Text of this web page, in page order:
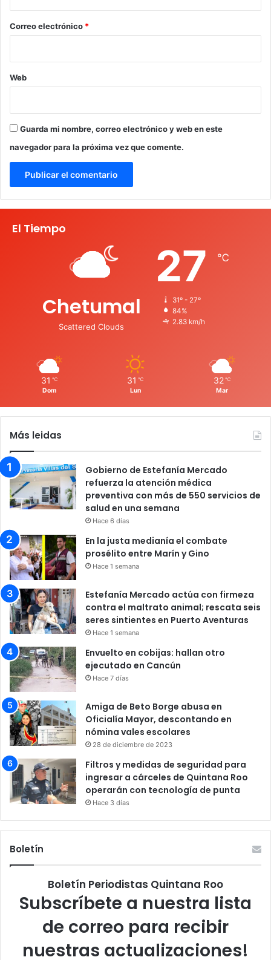
*
Correo electrónico *
Web
Guarda mi nombre, correo electrónico y web en este
navegador para la próxima vez que comente.
El Tiempo
Chetumal
Scattered Clouds
27 ℃
31º - 27º
84%
2.83 km/h
31 ℃
Dom
31 ℃
Lun
32 ℃
Mar
Más leidas
Gobierno de Estefanía Mercado
refuerza la atención médica
preventiva con más de 550 servicios de
salud en una semana
Hace 6 días
En la justa medianía el combate
prosélito entre Marín y Gino
Hace 1 semana
Estefanía Mercado actúa con firmeza
contra el maltrato animal; rescata seis
seres sintientes en Puerto Aventuras
Hace 1 semana
Envuelto en cobijas: hallan otro
ejecutado en Cancún
Hace 7 días
Amiga de Beto Borge abusa en
Oficialía Mayor, descontando en
nómina vales escolares
28 de diciembre de 2023
Filtros y medidas de seguridad para
ingresar a cárceles de Quintana Roo
operarán con tecnología de punta
Hace 3 días
Boletín
Boletín Periodistas Quintana Roo
Subscríbete a nuestra lista
de correo para recibir
nuestras actualizaciones!